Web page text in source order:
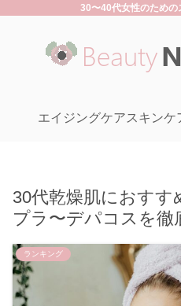
30〜40代女性のための
エイジングケアスキンケ
30代乾燥肌におすす
プラ〜デパコスを徹
ランキング